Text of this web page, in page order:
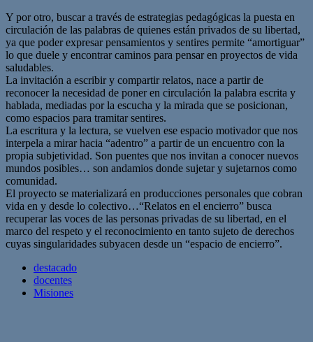
Y por otro, buscar a través de estrategias pedagógicas la puesta en
circulación de las palabras de quienes están privados de su libertad,
ya que poder expresar pensamientos y sentires permite “amortiguar”
lo que duele y encontrar caminos para pensar en proyectos de vida
saludables.
La invitación a escribir y compartir relatos, nace a partir de
reconocer la necesidad de poner en circulación la palabra escrita y
hablada, mediadas por la escucha y la mirada que se posicionan,
como espacios para tramitar sentires.
La escritura y la lectura, se vuelven ese espacio motivador que nos
interpela a mirar hacia “adentro” a partir de un encuentro con la
propia subjetividad. Son puentes que nos invitan a conocer nuevos
mundos posibles… son andamios donde sujetar y sujetarnos como
comunidad.
El proyecto se materializará en producciones personales que cobran
vida en y desde lo colectivo…“Relatos en el encierro” busca
recuperar las voces de las personas privadas de su libertad, en el
marco del respeto y el reconocimiento en tanto sujeto de derechos
cuyas singularidades subyacen desde un “espacio de encierro”.
destacado
docentes
Misiones